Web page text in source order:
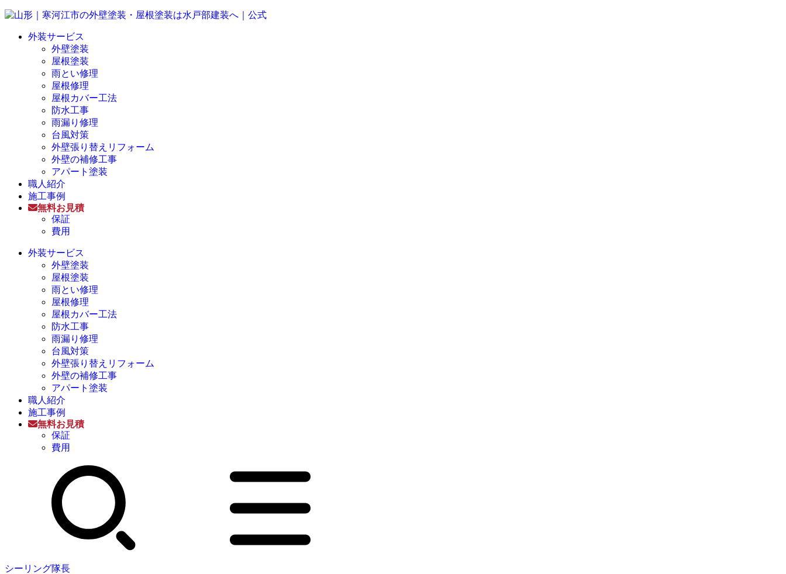
外装サービス
外壁塗装
屋根塗装
雨とい修理
屋根修理
屋根カバー工法
防水工事
雨漏り修理
台風対策
外壁張り替えリフォーム
外壁の補修工事
アパート塗装
職人紹介
施工事例
無料お見積
保証
費用
外装サービス
外壁塗装
屋根塗装
雨とい修理
屋根修理
屋根カバー工法
防水工事
雨漏り修理
台風対策
外壁張り替えリフォーム
外壁の補修工事
アパート塗装
職人紹介
施工事例
無料お見積
保証
費用
シーリング隊長